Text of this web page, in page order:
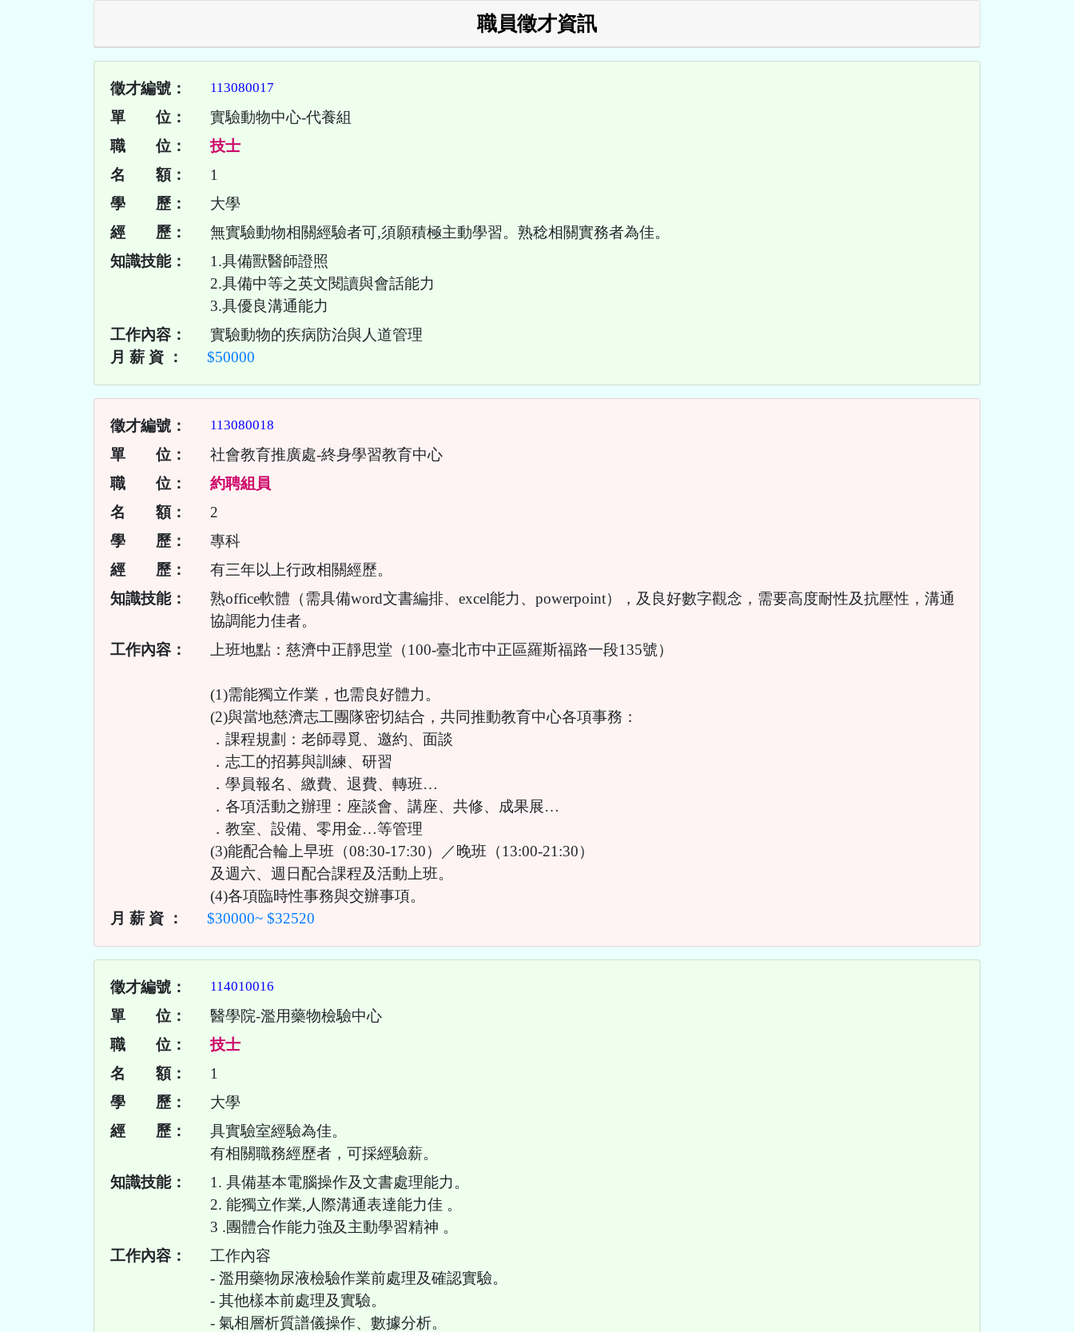
職員徵才資訊
徵才編號： 113080017
單 位：
實驗動物中心-代養組
職 位：
技士
名 額：
1
學 歷：
大學
經 歷：
無實驗動物相關經驗者可,須願積極主動學習。熟稔相關實務者為佳。
知識技能：
1.具備獸醫師證照
2.具備中等之英文閱讀與會話能力
3.具優良溝通能力
工作內容：
實驗動物的疾病防治與人道管理
月 薪 資 ：
$50000
徵才編號： 113080018
單 位：
社會教育推廣處-終身學習教育中心
職 位：
約聘組員
名 額：
2
學 歷：
專科
經 歷：
有三年以上行政相關經歷。
知識技能：
熟office軟體（需具備word文書編排、excel能力、powerpoint），及良好數字觀念，需要高度耐性及抗壓性，溝通
協調能力佳者。
工作內容：
上班地點：慈濟中正靜思堂（100-臺北市中正區羅斯福路一段135號）
(1)需能獨立作業，也需良好體力。
(2)與當地慈濟志工團隊密切結合，共同推動教育中心各項事務：
．課程規劃：老師尋覓、邀約、面談
．志工的招募與訓練、研習
．學員報名、繳費、退費、轉班…
．各項活動之辦理：座談會、講座、共修、成果展…
．教室、設備、零用金…等管理
(3)能配合輪上早班（08:30-17:30）／晚班（13:00-21:30）
及週六、週日配合課程及活動上班。
(4)各項臨時性事務與交辦事項。
月 薪 資 ：
$30000~ $32520
徵才編號： 114010016
單 位：
醫學院-濫用藥物檢驗中心
職 位：
技士
名 額：
1
學 歷：
大學
經 歷：
具實驗室經驗為佳。
有相關職務經歷者，可採經驗薪。
知識技能：
1. 具備基本電腦操作及文書處理能⼒。
2. 能獨立作業,⼈際溝通表達能⼒佳 。
3 .團體合作能⼒強及主動學習精神 。
工作內容：
工作內容
- 濫用藥物尿液檢驗作業前處理及確認實驗。
- 其他樣本前處理及實驗。
- 氣相層析質譜儀操作、數據分析。